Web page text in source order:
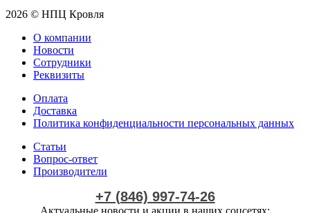
2026 © НПЦ Кровля
О компании
Новости
Сотрудники
Реквизиты
Оплата
Доставка
Политика конфиденциальности персональных данных
Статьи
Вопрос-ответ
Производители
+7 (846) 997-74-26
Актуальные новости и акции в наших соцсетях: